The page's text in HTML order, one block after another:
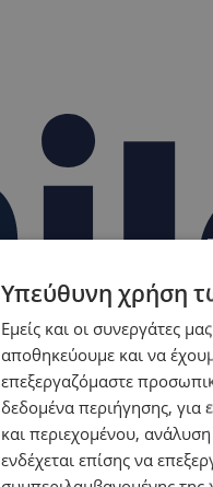
Υπεύθυνη χρήση
Εμείς και οι συνεργάτες
αποθηκεύουμε και να
επεξεργαζόμαστε
δεδομένα περιήγησης, για
και περιεχομένου,
ενδέχεται επίσης να